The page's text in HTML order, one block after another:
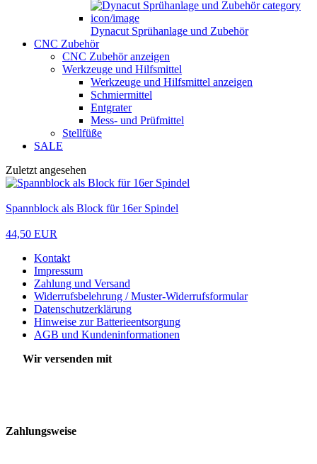
Dynacut Sprühanlage und Zubehör
CNC Zubehör
CNC Zubehör anzeigen
Werkzeuge und Hilfsmittel
Werkzeuge und Hilfsmittel anzeigen
Schmiermittel
Entgrater
Mess- und Prüfmittel
Stellfüße
SALE
Zuletzt angesehen
Spannblock als Block für 16er Spindel
44,50 EUR
Kontakt
Impressum
Zahlung und Versand
Widerrufsbelehrung / Muster-Widerrufsformular
Datenschutzerklärung
Hinweise zur Batterieentsorgung
AGB und Kundeninformationen
Wir versenden mit
Zahlungsweise